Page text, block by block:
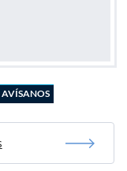
AVÍSANOS